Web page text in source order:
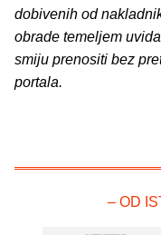
dobivenih od
obrade temeljem
smiju prenositi bez
portala.
– OD